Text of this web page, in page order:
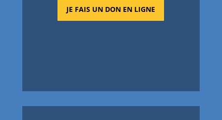
JE FAIS UN DON EN LIGNE